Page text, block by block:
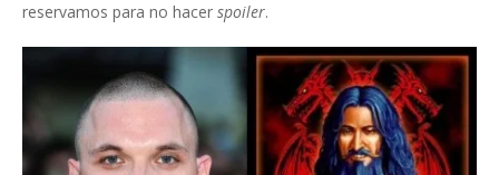
reservamos para no hacer spoiler.